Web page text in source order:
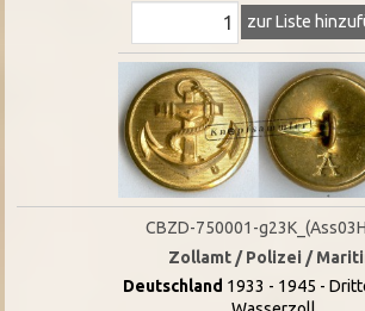
zur Liste
CBZD-750001-
Zollamt / Polizei /
Deutschland 1933 - 1945 -